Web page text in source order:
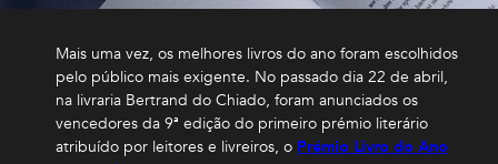
Mais uma vez, os melhores livros do ano foram escolhidos
pelo público mais exigente. No passado dia 22 de abril,
na livraria Bertrand do Chiado, foram anunciados os
vencedores da 9ª edição do primeiro prémio literário
atribuído por leitores e livreiros, o Prémio Livro do Ano